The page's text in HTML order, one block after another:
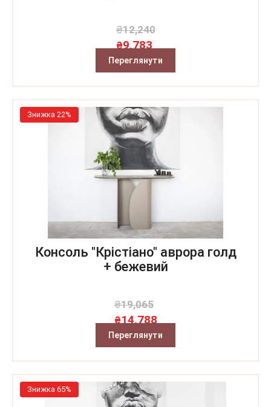
₴12,240
₴9,783
Переглянути
Знижка 22%
Консоль "Крістіано" аврора голд
+ бежевий
₴19,065
₴14,788
Переглянути
Знижка 65%